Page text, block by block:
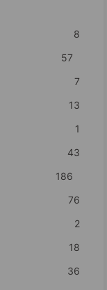
8
57
7
13
1
43
186
76
2
18
36